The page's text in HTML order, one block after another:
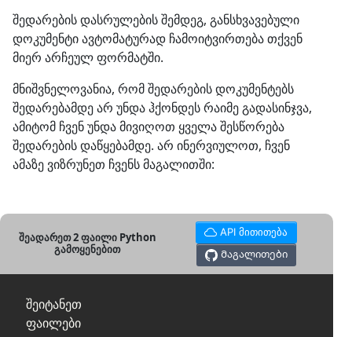
შედარების დასრულების შემდეგ, განსხვავებული
დოკუმენტი ავტომატურად ჩამოიტვირთება თქვენ
მიერ არჩეულ ფორმატში.
მნიშვნელოვანია, რომ შედარების დოკუმენტებს
შედარებამდე არ უნდა ჰქონდეს რაიმე გადასინჯვა,
ამიტომ ჩვენ უნდა მივიღოთ ყველა შესწორება
შედარების დაწყებამდე. არ ინერვიულოთ, ჩვენ
ამაზე ვიზრუნეთ ჩვენს მაგალითში:
შეადარეთ 2 ფაილი Python
გამოყენებით
API მითითება
Მაგალითები
შეიტანეთ
ფაილები